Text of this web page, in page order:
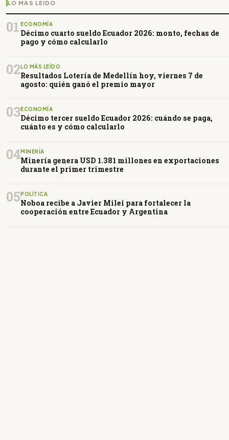
LO MÁS LEÍDO
01 ECONOMÍA
Décimo cuarto sueldo Ecuador 2026: monto, fechas de
pago y cómo calcularlo
02LO MÁS LEÍDO
Resultados Lotería de Medellín hoy, viernes 7 de
agosto: quién ganó el premio mayor
03ECONOMÍA
Décimo tercer sueldo Ecuador 2026: cuándo se paga,
cuánto es y cómo calcularlo
04MINERÍA
Minería genera USD 1.381 millones en exportaciones
durante el primer trimestre
05POLÍTICA
Noboa recibe a Javier Milei para fortalecer la
cooperación entre Ecuador y Argentina